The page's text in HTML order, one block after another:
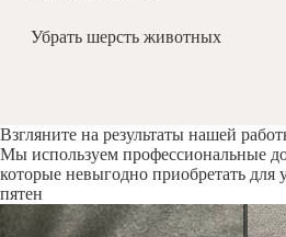
Убрать шерсть животных
Взгляните на результаты нашей
Мы используем профессиональные
которые невыгодно приобретать для
пятен